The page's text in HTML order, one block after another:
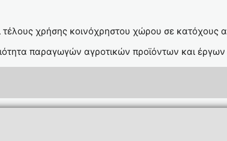
χρήσης κοινόχρηστου χώρου σε κατόχους
παραγωγών αγροτικών προϊόντων και έργων